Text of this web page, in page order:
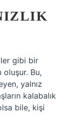
gibi bir
oluşur. Bu,
yalnız
kalabalık
bile, kişi